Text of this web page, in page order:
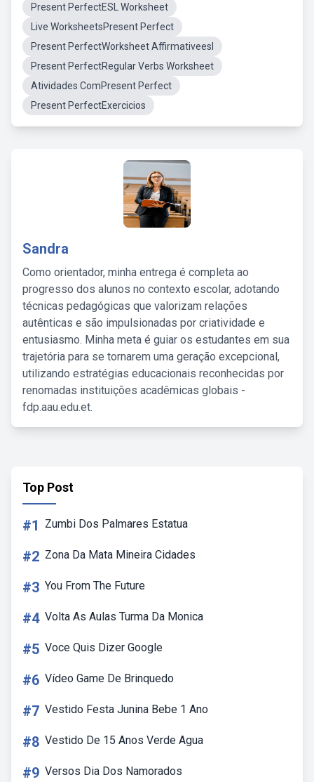
Present PerfectESL Worksheet
Live WorksheetsPresent Perfect
Present PerfectWorksheet Affirmativeesl
Present PerfectRegular Verbs Worksheet
Atividades ComPresent Perfect
Present PerfectExercicios
Sandra
Como orientador, minha entrega é completa ao
progresso dos alunos no contexto escolar, adotando
técnicas pedagógicas que valorizam relações
autênticas e são impulsionadas por criatividade e
entusiasmo. Minha meta é guiar os estudantes em sua
trajetória para se tornarem uma geração excepcional,
utilizando estratégias educacionais reconhecidas por
renomadas instituições acadêmicas globais -
fdp.aau.edu.et.
Top Post
#1 Zumbi Dos Palmares Estatua
#2 Zona Da Mata Mineira Cidades
#3 You From The Future
#4 Volta As Aulas Turma Da Monica
#5 Voce Quis Dizer Google
#6 Vídeo Game De Brinquedo
#7 Vestido Festa Junina Bebe 1 Ano
#8 Vestido De 15 Anos Verde Agua
#9 Versos Dia Dos Namorados